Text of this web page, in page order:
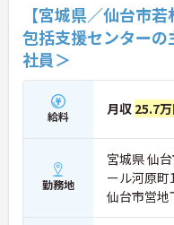
【宮城県／仙台市
包括支援センター
社員＞
給料 月収 25.7
勤務地
宮城県 仙
ール河原町
仙台市営地
歩5分